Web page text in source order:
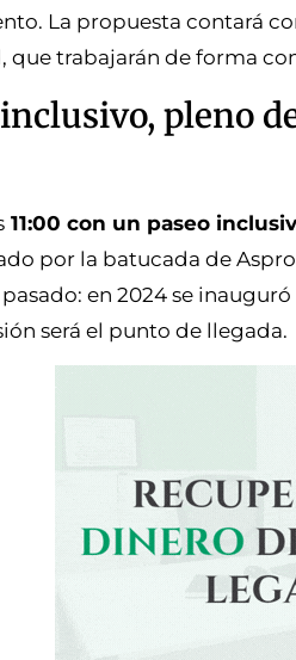
La propuesta contará
que trabajarán de forma
pleno
11:00 con un paseo
por la batucada de
en 2024 se
será el punto de llegada.